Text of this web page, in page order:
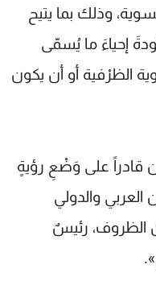
وذلك بما يتيح
إحياءَ ما يُسمّى
الظرْفية أو أن يكون
قادراً على وَضْعِ رؤيةٍ
والدولي
الظروف، رئيسٌ